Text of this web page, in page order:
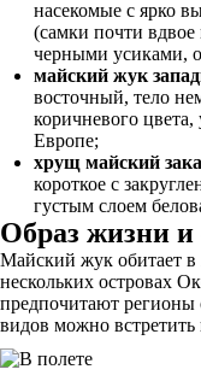
насекомые с ярко
(самки почти вдвое
черными усиками,
майский жук
восточный, тело
коричневого
Европе;
хрущ майский
короткое с
густым слоем
Образ жизни и
Майский жук обитает
нескольких островах
предпочитают регионы
видов можно встретить